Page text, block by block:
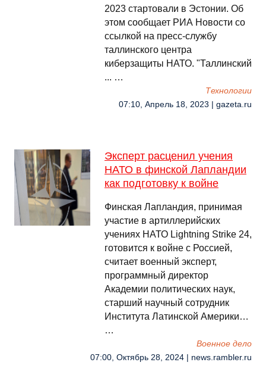
2023 стартовали в Эстонии. Об
этом сообщает РИА Новости со
ссылкой на пресс-службу
таллинского центра
киберзащиты НАТО. "Таллинский
... …
Технологии
07:10, Апрель 18, 2023 | gazeta.ru
Эксперт расценил учения
НАТО в финской Лапландии
как подготовку к войне
Финская Лапландия, принимая
участие в артиллерийских
учениях НАТО Lightning Strike 24,
готовится к войне с Россией,
считает военный эксперт,
программный директор
Академии политических наук,
старший научный сотрудник
Института Латинской Америки…
…
Военное дело
07:00, Октябрь 28, 2024 | news.rambler.ru